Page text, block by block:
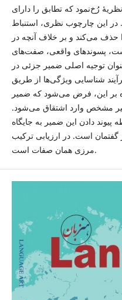
رُخ‌نمود که تطابق را دارای
در این چارچوب نظری، استنباط
می‌کند و بر خلاف آنچه در
پسوندهای واقعی، صفت‌های
توجیه اصلی ضمیر جزئی در
شناسایی ویژگی‌ها از طریق
بر این، فرض می‌شود که ضمیر
مشخص وارد اشتقاق می‌شود.
پیوند دادن این ضمیر به جایگاه
است. در ارزیابی ترکیب
مرزی همان صفات است.